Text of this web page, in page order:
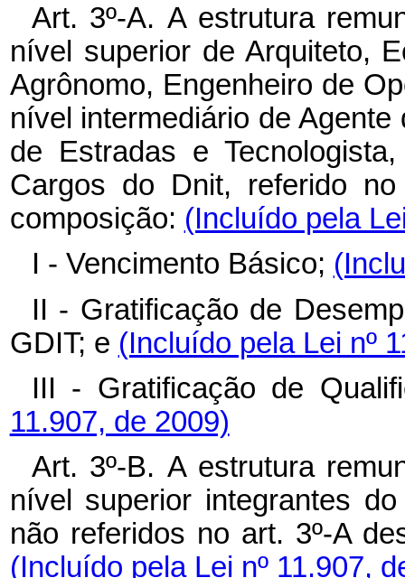
Art. 3º-A. A estrutura
nível superior de Arquiteto,
Agrônomo, Engenheiro de
nível intermediário de
de Estradas e
Cargos do Dnit, referido
composição: (Incluído pela
I - Vencimento Básico;
II - Gratificação de
GDIT; e (Incluído pela Lei nº
III - Gratificação de
11.907, de 2009)
Art. 3º-B. A estrutura
nível superior integrantes
não referidos no art. 3º-A
(Incluído pela Lei nº 11.907,